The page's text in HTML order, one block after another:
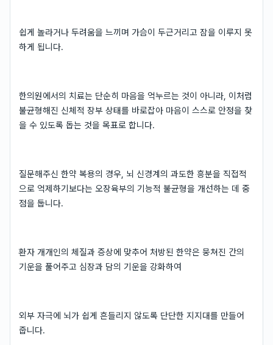
쉽게 놀라거나 두려움을 느끼며 가슴이 두근거리고 잠을 이루지 못
하게 됩니다.
한의원에서의 치료는 단순히 마음을 억누르는 것이 아니라, 이처럼
불균형해진 신체적 장부 상태를 바로잡아 마음이 스스로 안정을 찾
을 수 있도록 돕는 것을 목표로 합니다.
질문해주신 한약 복용의 경우, 뇌 신경계의 과도한 흥분을 직접적
으로 억제하기보다는 오장육부의 기능적 불균형을 개선하는 데 중
점을 둡니다.
환자 개개인의 체질과 증상에 맞추어 처방된 한약은 뭉쳐진 간의
기운을 풀어주고 심장과 담의 기운을 강화하여
외부 자극에 뇌가 쉽게 흔들리지 않도록 단단한 지지대를 만들어
줍니다.